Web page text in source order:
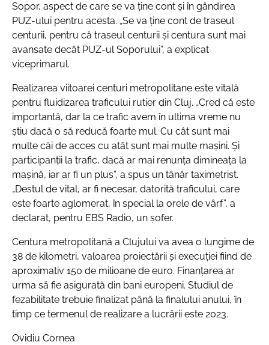
Sopor, aspect de care se va ține cont și în gândirea
PUZ-ului pentru acesta. „Se va ține cont de traseul
centurii, pentru că traseul centurii și centura sunt mai
avansate decât PUZ-ul Soporului”, a explicat
viceprimarul.
Realizarea viitoarei centuri metropolitane este vitală
pentru fluidizarea traficului rutier din Cluj. „Cred că este
importantă, dar la ce trafic avem în ultima vreme nu
știu dacă o să reducă foarte mul. Cu cât sunt mai
multe căi de acces cu atât sunt mai multe mașini. Și
participanții la trafic, dacă ar mai renunța dimineața la
mașină, iar ar fi un plus”, a spus un tânăr taximetrist.
„Destul de vital, ar fi necesar, datorită traficului, care
este foarte aglomerat, în special la orele de vârf”, a
declarat, pentru EBS Radio, un șofer.
Centura metropolitană a Clujului va avea o lungime de
38 de kilometri, valoarea proiectării și execuției fiind de
aproximativ 150 de milioane de euro. Finanțarea ar
urma să fie asigurată din bani europeni. Studiul de
fezabilitate trebuie finalizat până la finalului anului, în
timp ce termenul de realizare a lucrării este 2023.
Ovidiu Cornea